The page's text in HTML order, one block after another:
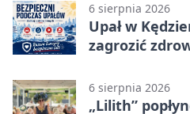
6 sierpnia 2026
Upał w
zagrozić
6 sierpnia 2026
„Lilith”